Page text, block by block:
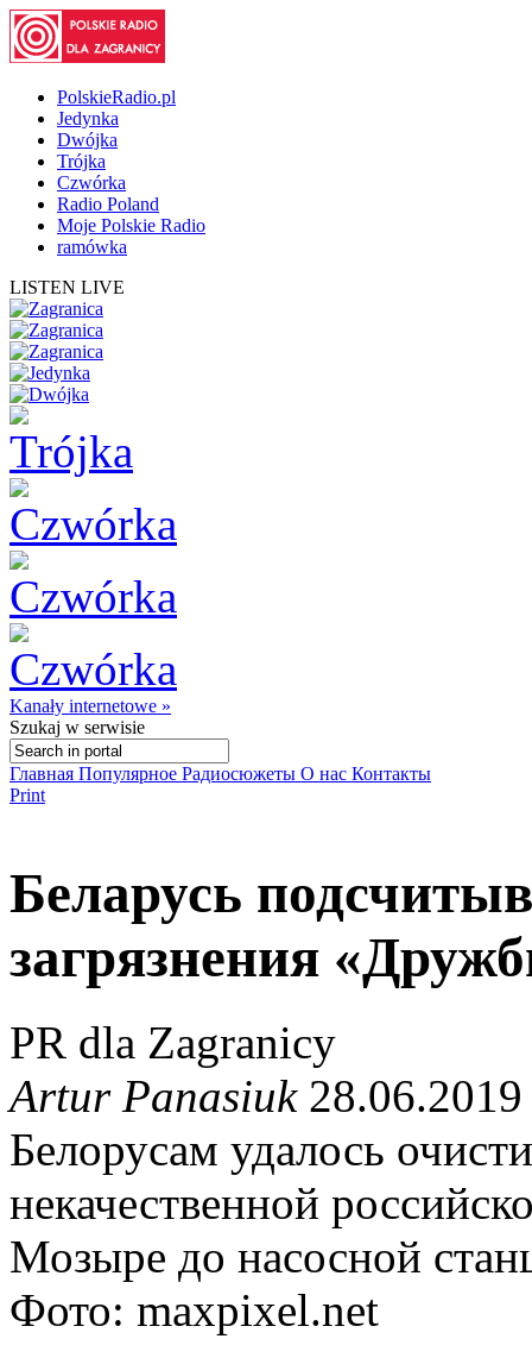
PolskieRadio.pl
Jedynka
Dwójka
Trójka
Czwórka
Radio Poland
Moje Polskie Radio
ramówka
LISTEN LIVE
Kanały internetowe »
Szukaj w serwisie
Главная Популярное Радиосюжеты О нас Контакты
Print
Беларусь
загрязнения
PR dla Zagranicy
Artur Panasiuk28.06.2019
Белорусам удалось
некачественной
Мозыре до насосной
Фото: maxpixel.net